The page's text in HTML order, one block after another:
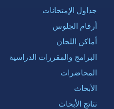
جداول الإمتحانات
أرقام الجلوس
أماكن اللجان
البرامج والمقررات الدراسية
المحاضرات
الأبحاث
نتائج الأبحاث